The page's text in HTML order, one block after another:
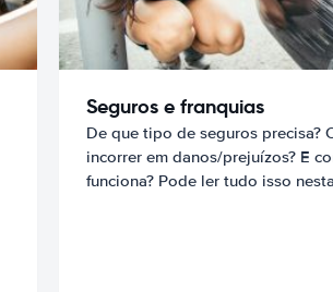
Seguros e franquias
De que tipo de seguros precisa?
incorrer em danos/prejuízos? E
funciona? Pode ler tudo isso